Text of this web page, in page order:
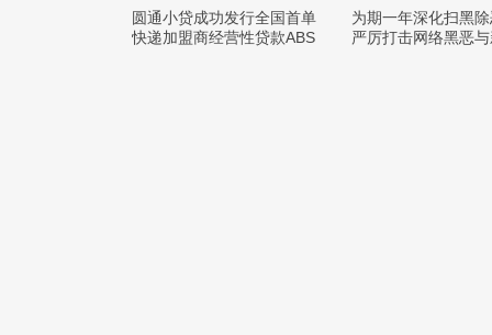
圆通小贷成功发行全国首单
快递加盟商经营性贷款ABS
为期一年深化扫黑
严厉打击网络黑恶